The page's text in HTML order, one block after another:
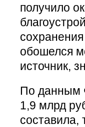
получило
обошелся
источник,
По данным
1,9 млрд